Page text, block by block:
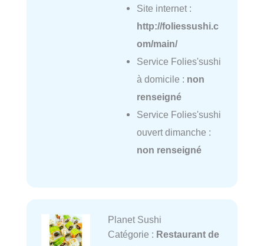
Site internet :
http://foliessushi.c
om/main/
Service Folies'sushi
à domicile : non
renseigné
Service Folies'sushi
ouvert dimanche :
non renseigné
Planet Sushi
Catégorie : Restaurant de